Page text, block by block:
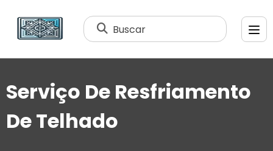
Buscar
Serviço De Resfriamento
De Telhado